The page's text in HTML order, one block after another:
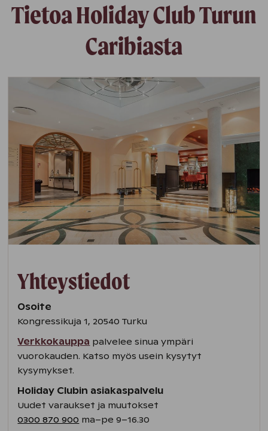
Tietoa Holiday Club Turun
Caribiasta
Yhteystiedot
Osoite
Kongressikuja 1, 20540 Turku
Verkkokauppa palvelee sinua ympäri
vuorokauden. Katso myös usein kysytyt
kysymykset.
Holiday Clubin asiakaspalvelu
Uudet varaukset ja muutokset
0300 870 900 ma–pe 9–16.30